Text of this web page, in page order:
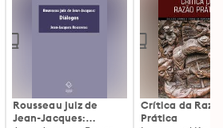
Rousseau juiz de
Jean-Jacques:
Crítica da
Prática